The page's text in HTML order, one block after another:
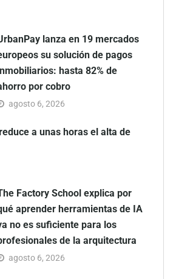
lanza en 19 mercados
su solución de pagos
hasta 82% de
por cobro
agosto 6, 2026
a unas horas el alta de
Factory School explica por
aprender herramientas de IA
no es suficiente para los
de la arquitectura
agosto 6, 2026